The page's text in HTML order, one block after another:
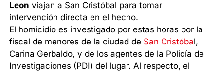
Leon viajan a San Cristóbal para tomar
intervención directa en el hecho.
El homicidio es investigado por estas horas por la
fiscal de menores de la ciudad de San Cristóbal,
Carina Gerbaldo, y de los agentes de la Policía de
Investigaciones (PDI) del lugar. Al respecto, el